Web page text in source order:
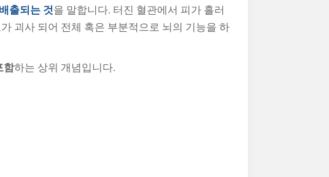
출되는 것을 말합니다. 터진 혈관에서 피가 흘러
괴사 되어 전체 혹은 부분적으로 뇌의 기능을 하
함하는 상위 개념입니다.